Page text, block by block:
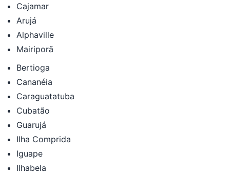
Cajamar
Arujá
Alphaville
Mairiporã
Bertioga
Cananéia
Caraguatatuba
Cubatão
Guarujá
Ilha Comprida
Iguape
Ilhabela